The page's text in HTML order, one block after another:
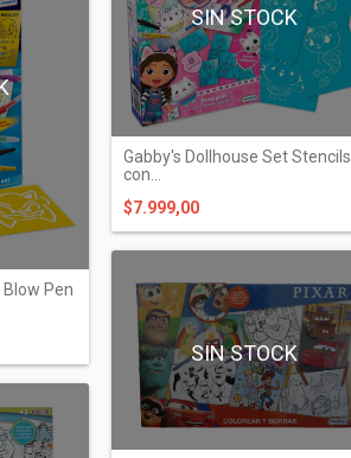
Pen
SIN STOCK
Gabby's Dollhouse Set Stencils
con...
$7.999,00
SIN STOCK